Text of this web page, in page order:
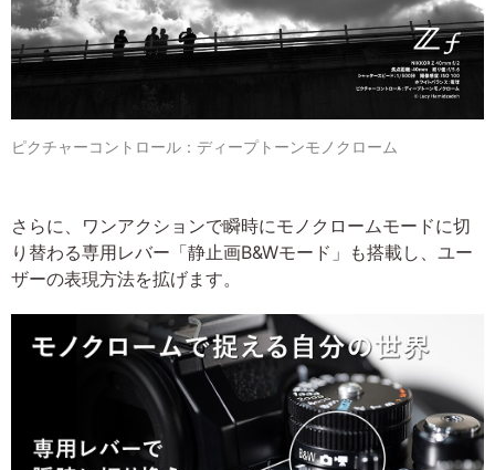
ピクチャーコントロール：ディープトーンモノクローム
さらに、ワンアクションで瞬時にモノクロームモードに切
り替わる専用レバー「静止画B&Wモード」も搭載し、ユー
ザーの表現方法を拡げます。